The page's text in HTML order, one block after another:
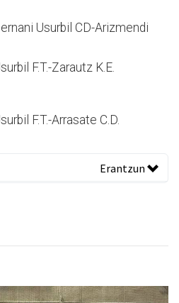
Usurbil CD-Arizmendi
F.T.-Zarautz K.E.
F.T.-Arrasate C.D.
Erantzun